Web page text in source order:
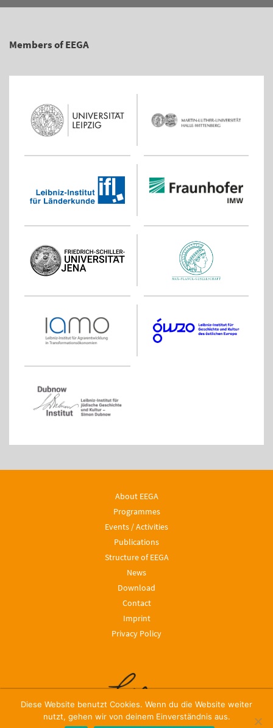
Members of EEGA
About EEGA
Programmes
Events / Activities
Publications
Structure of EEGA
News
Download
Contact
Imprint
Privacy Policy
Diese Website benutzt Cookies. Wenn du die Website weiter
nutzt, gehen wir von deinem Einverständnis aus.